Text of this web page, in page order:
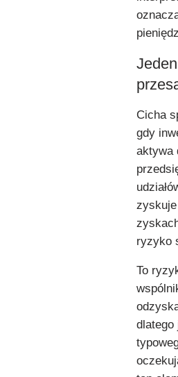
Cicha
gdy
aktywa
zyskuje
ryzyko
To
dlatego